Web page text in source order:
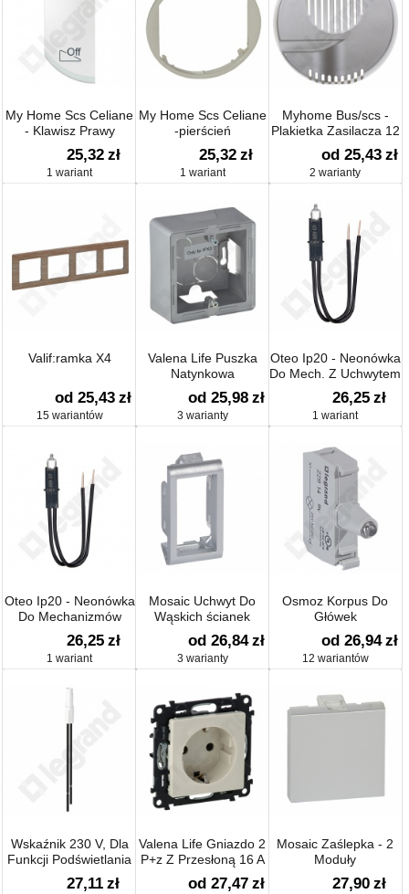
My Home Scs Celiane
- Klawisz Prawy
źródło/stacja
Wzmacniacza
Podtynkowego
25,32 zł
1 wariant
My Home Scs Celiane
-pierścień
25,32 zł
1 wariant
Myhome Bus/scs -
Plakietka Zasilacza 12
V
od 25,43 zł
2 warianty
Valif:ramka X4
od 25,43 zł
15 wariantów
Valena Life Puszka
Natynkowa
Pojedyncza
od 25,98 zł
3 warianty
Oteo Ip20 - Neonówka
Do Mech. Z Uchwytem
Etykiety 230v~
Pomarańczowa
26,25 zł
1 wariant
Oteo Ip20 - Neonówka
Do Mechanizmów
Podświetlanych 230v~
Zielona
26,25 zł
1 wariant
Mosaic Uchwyt Do
Wąskich ścianek
od 26,84 zł
3 warianty
Osmoz Korpus Do
Główek
od 26,94 zł
12 wariantów
Wskaźnik 230 V, Dla
Funkcji Podświetlania
27,11 zł
Valena Life Gniazdo 2
P+z Z Przesłoną 16 A
– 250 V~
od 27,47 zł
Mosaic Zaślepka - 2
Moduły
27,90 zł